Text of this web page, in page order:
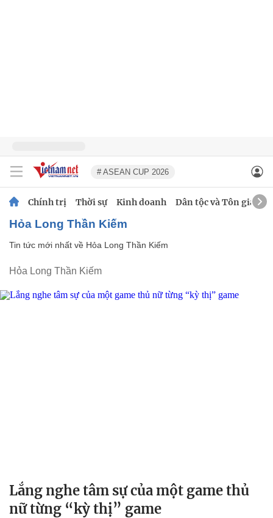
# ASEAN CUP 2026
Chính trị Thời sự Kinh doanh Dân tộc và Tôn giáo
Hỏa Long Thần Kiếm
Tin tức mới nhất về Hỏa Long Thần Kiếm
Hỏa Long Thần Kiếm
Lắng nghe tâm sự của một game thủ
nữ từng “kỳ thị” game